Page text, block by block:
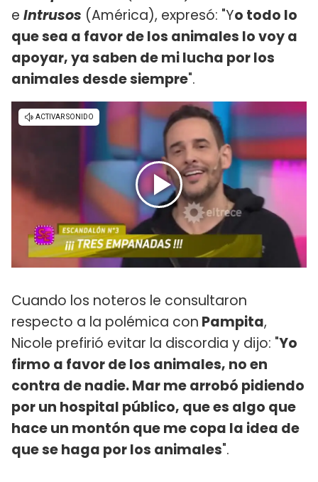
e Intrusos (América), expresó: "Yo todo lo
que sea a favor de los animales lo voy a
apoyar, ya saben de mi lucha por los
animales desde siempre".
Cuando los noteros le consultaron
respecto a la polémica con Pampita,
Nicole prefirió evitar la discordia y dijo: "Yo
firmo a favor de los animales, no en
contra de nadie. Mar me arrobó pidiendo
por un hospital público, que es algo que
hace un montón que me copa la idea de
que se haga por los animales".